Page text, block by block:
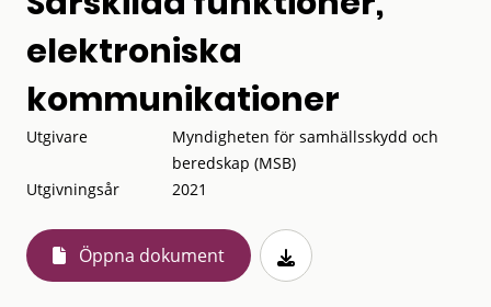
elektroniska
kommunikationer
Utgivare
Myndigheten för samhällsskydd och
beredskap (MSB)
Utgivningsår
2021
Öppna dokument